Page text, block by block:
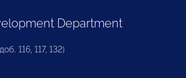
Department
116, 117, 132)